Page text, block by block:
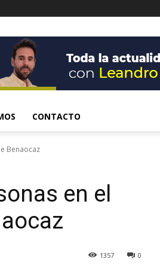
CONTACTO
Benaocaz
en el
0
1357